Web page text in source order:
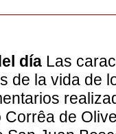
día Las
de la vida de
Corrêa de